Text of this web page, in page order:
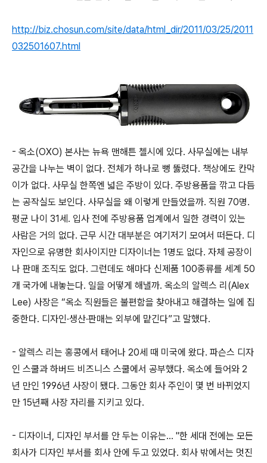
http://biz.chosun.com/site/data/html_dir/2011/03/25/2011
032501607.html
- 옥소(OXO) 본사는 뉴욕 맨해튼 첼시에 있다. 사무실에는 내부
공간을 나누는 벽이 없다. 전체가 하나로 뻥 뚫렸다. 책상에도 칸막
이가 없다. 사무실 한쪽엔 넓은 주방이 있다. 주방용품을 깎고 다듬
는 공작실도 보인다. 사무실을 왜 이렇게 만들었을까. 직원 70명.
평균 나이 31세. 입사 전에 주방용품 업계에서 일한 경력이 있는
사람은 거의 없다. 근무 시간 대부분은 여기저기 모여서 떠든다. 디
자인으로 유명한 회사이지만 디자이너는 1명도 없다. 자체 공장이
나 판매 조직도 없다. 그런데도 해마다 신제품 100종류를 세계 50
개 국가에 내놓는다. 일을 어떻게 해낼까. 옥소의 알렉스 리(Alex
Lee) 사장은 “옥소 직원들은 불편함을 찾아내고 해결하는 일에 집
중한다. 디자인·생산·판매는 외부에 맡긴다”고 말했다.
- 알렉스 리는 홍콩에서 태어나 20세 때 미국에 왔다. 파슨스 디자
인 스쿨과 하버드 비즈니스 스쿨에서 공부했다. 옥소에 들어와 2
년 만인 1996년 사장이 됐다. 그동안 회사 주인이 몇 번 바뀌었지
만 15년째 사장 자리를 지키고 있다.
- 디자이너, 디자인 부서를 안 두는 이유는... "한 세대 전에는 모든
회사가 디자인 부서를 회사 안에 두고 있었다. 회사 밖에서는 멋진